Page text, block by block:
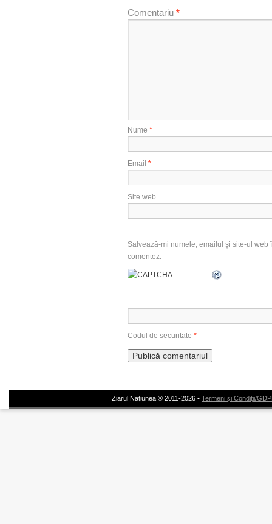
Comentariu *
Nume *
Email *
Site web
Salvează-mi numele, emailul și site-ul
comentez.
Codul de securitate *
Ziarul Naţiunea ® 2011-2026 • Termeni şi Condiţii/